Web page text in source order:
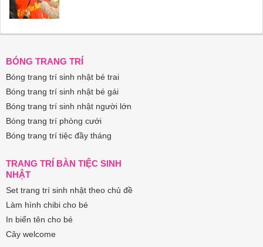
BÓNG TRANG TRÍ
Bóng trang trí sinh nhật bé trai
Bóng trang trí sinh nhật bé gái
Bóng trang trí sinh nhật người lớn
Bóng trang trí phòng cưới
Bóng trang trí tiệc đầy tháng
TRANG TRÍ BÀN TIỆC SINH
NHẬT
Set trang trí sinh nhật theo chủ đề
Làm hình chibi cho bé
In biển tên cho bé
Cây welcome